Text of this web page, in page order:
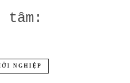
tâm:
NGHIỆP